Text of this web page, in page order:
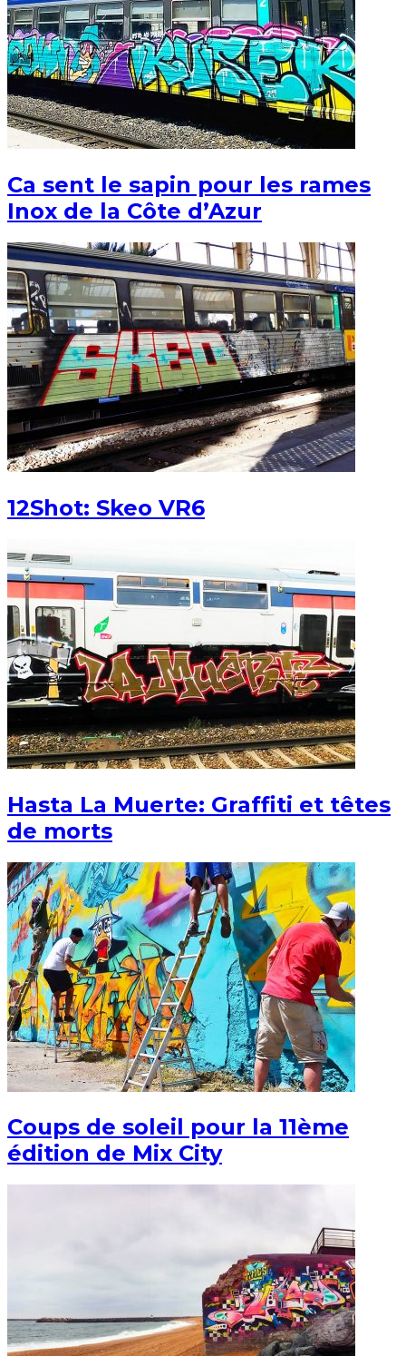
Ca sent le sapin pour les rames
Inox de la Côte d’Azur
12Shot: Skeo VR6
Hasta La Muerte: Graffiti et têtes
de morts
Coups de soleil pour la 11ème
édition de Mix City